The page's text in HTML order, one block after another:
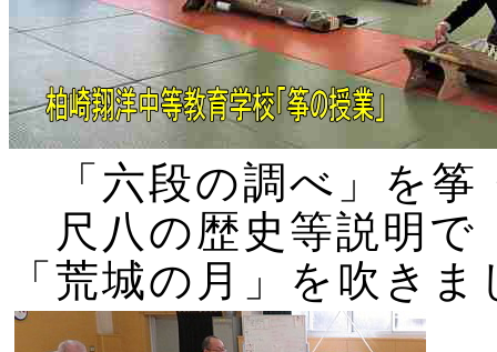
「六段の調べ」を筝
尺八の歴史等説明で
「荒城の月」を吹き